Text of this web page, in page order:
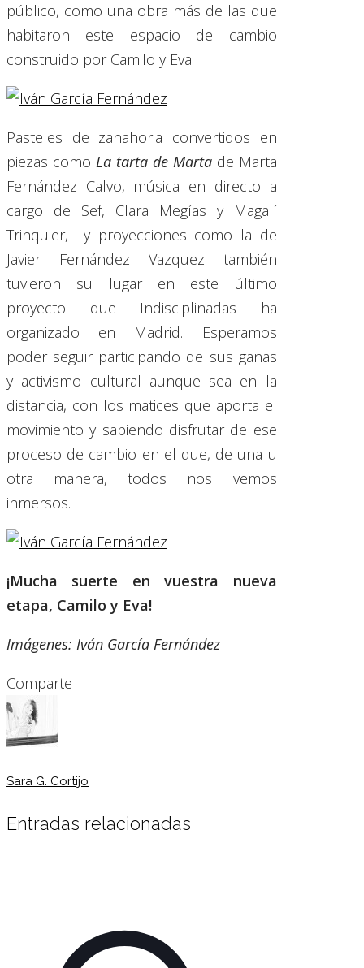
público, como una obra más de las que
habitaron este espacio de cambio
construido por Camilo y Eva.
Pasteles de zanahoria convertidos en
piezas como La tarta de Martade Marta
Fernández Calvo, música en directo a
cargo de Sef, Clara Megías y Magalí
Trinquier, y proyecciones como la de
Javier Fernández Vazquez también
tuvieron su lugar en este último
proyecto que Indisciplinadas ha
organizado en Madrid. Esperamos
poder seguir participando de sus ganas
y activismo cultural aunque sea en la
distancia, con los matices que aporta el
movimiento y sabiendo disfrutar de ese
proceso de cambio en el que, de una u
otra manera, todos nos vemos
inmersos.
¡Mucha suerte en vuestra nueva
etapa, Camilo y Eva!
Imágenes: Iván García Fernández
Comparte
Sara G. Cortijo
Entradas relacionadas